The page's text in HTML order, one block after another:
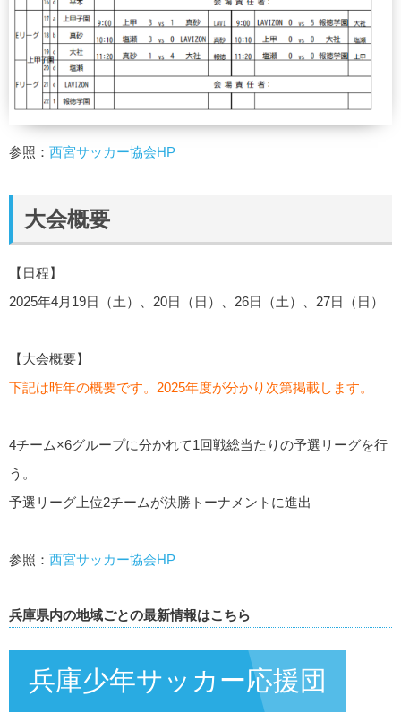
参照： 西宮サッカー協会HP
大会概要
【日程】
2025年4月19日（土）、20日（日）、26日（土）、27日（日）
【大会概要】
下記は昨年の概要です。2025年度が分かり次第掲載します。
4チーム×6グループに分かれて1回戦総当たりの予選リーグを行
う。
予選リーグ上位2チームが決勝トーナメントに進出
参照： 西宮サッカー協会HP
兵庫県内の地域ごとの最新情報はこちら
兵庫少年サッカー応援団